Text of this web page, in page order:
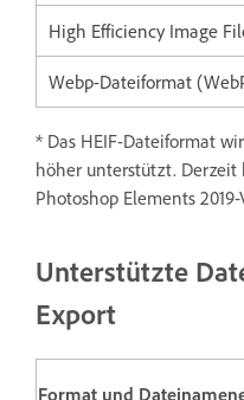
High Efficiency Image
Webp-Dateiformat
* Das HEIF-Dateiformat
höher unterstützt. Derzeit
Photoshop Elements
Unterstützte
Export
Format und